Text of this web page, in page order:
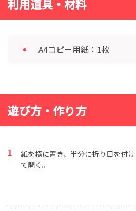
利用道具・材料
A4コピー用紙：1枚
遊び方・作り方
紙を横に置き、半分に折り目を付け
て開く。